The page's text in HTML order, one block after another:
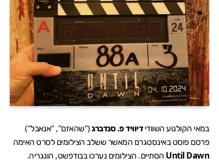
במאי הקולנוע השוודידיוויד פ. סנדברג("שהאזם", "אנאבל")
פרסם פוסט באינסטגרם המאשר ששלב הצילומים לסרט האימה
Until Dawn הסתיים. הצילומים נערכו בבודפשט, הונגריה.